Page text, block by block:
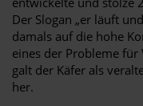
Der Slogan „er läuft
damals auf die hohe
eines der Probleme für
galt der Käfer als
her.